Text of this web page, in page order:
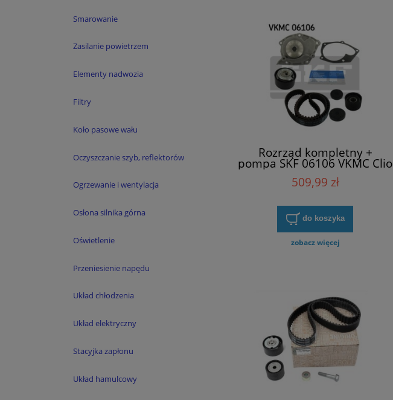
Smarowanie
Zasilanie powietrzem
Elementy nadwozia
Filtry
Koło pasowe wału
Oczyszczanie szyb, reflektorów
Ogrzewanie i wentylacja
Osłona silnika górna
Oświetlenie
Przeniesienie napędu
Układ chłodzenia
Układ elektryczny
Stacyjka zapłonu
Układ hamulcowy
Rozrząd kompletny +
pompa SKF 06106 VKMC Clio
Espace Laguna Megane
Megane Scenic Vel Satis
509,99 zł
do koszyka
zobacz więcej